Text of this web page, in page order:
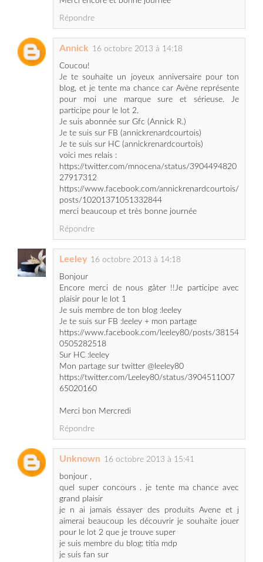
Coucou!
Je te souhaite un joyeux anniversaire pour ton
blog, et je tente ma chance car Avène représente
pour moi une marque sure et sérieuse. Je
participe pour le lot 2.
Je suis abonnée sur Gfc (Annick R.)
Je te suis sur FB (annickrenardcourtois)
Je te suis sur HC (annickrenardcourtois)
voici mes relais :
https://twitter.com/mnocena/status/3904494820
27917312
https://www.facebook.com/annickrenardcourtois/
posts/10201371051332844
merci beaucoup et très bonne journée
Répondre
Bonjour
Encore merci de nous gâter !!Je participe avec
plaisir pour le lot 1
Je suis membre de ton blog :leeley
Je te suis sur FB :leeley + mon partage
https://www.facebook.com/leeley80/posts/38154
0505282518
Sur HC :leeley
Mon partage sur twitter @leeley80
https://twitter.com/Leeley80/status/3904511007
65020160
Merci bon Mercredi
Répondre
bonjour ,
quel super concours . je tente ma chance avec
grand plaisir
je n ai jamais éssayer des produits Avene et j
aimerai beaucoup les découvrir je souhaite jouer
pour le lot 2 que je trouve super
je suis membre du blog: titia mdp
je suis fan sur
fb: titia mdp
hc: titiamdp
tt: gregetlaeti